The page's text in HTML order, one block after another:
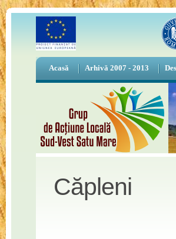
Acasă Arhivă 2007 - 2013
Căpleni